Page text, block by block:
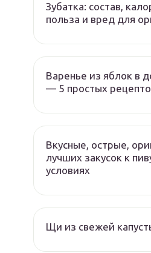
Зубатка: состав,
польза и вред для
Варенье из яблок в
— 5 простых
Вкусные, острые,
лучших закусок к
условиях
Щи из свежей